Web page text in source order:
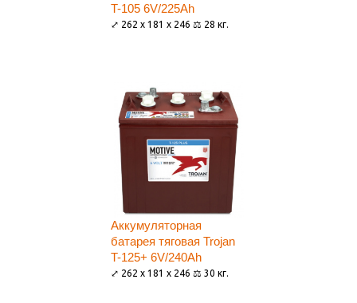
T-105 6V/225Ah
⤢ 262 x 181 x 246 ⚖ 28 кг.
Аккумуляторная
батарея тяговая Trojan
T-125+ 6V/240Ah
⤢ 262 x 181 x 246 ⚖ 30 кг.